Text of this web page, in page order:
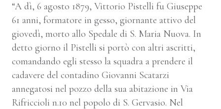
“A dì, 6 agosto 1879, Vittorio Pistelli fu Giuseppe
61 anni, formatore in gesso, giornante attivo del
giovedì, morto allo Spedale di S. Maria Nuova. In
detto giorno il Pistelli si portò con altri ascritti,
comandando egli stesso la squadra a prendere il
cadavere del contadino Giovanni Scatarzi
annegatosi nel pozzo della sua abitazione in Via
Rifriccioli n.10 nel popolo di S. Gervasio. Nel